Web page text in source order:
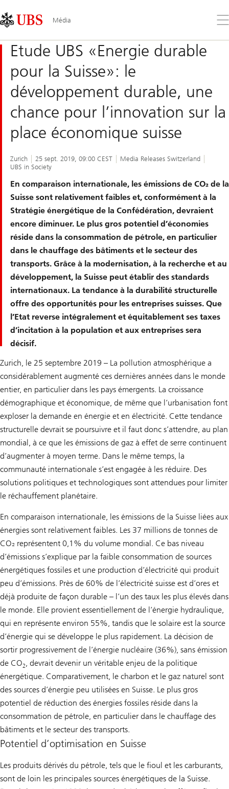
Links
Area
Média
le
Etude UBS «Energie durable
pour la Suisse»: le
développement durable, une
chance pour l’innovation sur la
place économique suisse
Zurich 25 sept. 2019, 09:00 CEST
Media Releases Switzerland
UBS in Society
En comparaison internationale, les émissions de CO₂ de la
Suisse sont relativement faibles et, conformément à la
Stratégie énergétique de la Confédération, devraient
encore diminuer. Le plus gros potentiel d’économies
réside dans la consommation de pétrole, en particulier
dans le chauffage des bâtiments et le secteur des
transports. Grâce à la modernisation, à la recherche et au
développement, la Suisse peut établir des standards
internationaux. La tendance à la durabilité structurelle
offre des opportunités pour les entreprises suisses. Que
l’Etat reverse intégralement et équitablement ses taxes
d’incitation à la population et aux entreprises sera
décisif.
Zurich, le 25 septembre 2019 – La pollution atmosphérique a
considérablement augmenté ces dernières années dans le monde
entier, en particulier dans les pays émergents. La croissance
démographique et économique, de même que l’urbanisation font
exploser la demande en énergie et en électricité. Cette tendance
structurelle devrait se poursuivre et il faut donc s’attendre, au plan
mondial, à ce que les émissions de gaz à effet de serre continuent
d’augmenter à moyen terme. Dans le même temps, la
communauté internationale s’est engagée à les réduire. Des
solutions politiques et technologiques sont attendues pour limiter
le réchauffement planétaire.
En comparaison internationale, les émissions de la Suisse liées aux
énergies sont relativement faibles. Les 37 millions de tonnes de
CO₂ représentent 0,1% du volume mondial. Ce bas niveau
d’émissions s’explique par la faible consommation de sources
énergétiques fossiles et une production d’électricité qui produit
peu d’émissions. Près de 60% de l’électricité suisse est d’ores et
déjà produite de façon durable – l’un des taux les plus élevés dans
le monde. Elle provient essentiellement de l’énergie hydraulique,
qui en représente environ 55%, tandis que le solaire est la source
d’énergie qui se développe le plus rapidement. La décision de
sortir progressivement de l’énergie nucléaire (36%), sans émission
de CO2, devrait devenir un véritable enjeu de la politique
énergétique. Comparativement, le charbon et le gaz naturel sont
des sources d’énergie peu utilisées en Suisse. Le plus gros
potentiel de réduction des énergies fossiles réside dans la
consommation de pétrole, en particulier dans le chauffage des
bâtiments et le secteur des transports.
Potentiel d’optimisation en Suisse
Les produits dérivés du pétrole, tels que le fioul et les carburants,
sont de loin les principales sources énergétiques de la Suisse.